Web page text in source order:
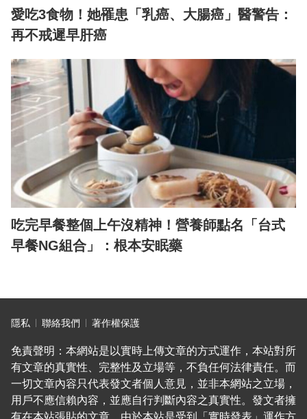
愛吃3食物！她罹患「乳癌、大腸癌」醫警告：
再不戒遲早肝癌
吃完早餐整個上午沒精神！營養師點名「台式
早餐NG組合」：根本安眠藥
隱私 聯絡我們 著作權保護
免責聲明：本網站是以實時上傳文章的方式運作，本站對所
有文章的真實性、完整性及立場等，不負任何法律責任。而
一切文章內容只代表發文者個人意見，並非本網站之立場，
用戶不應信賴內容，並應自行判斷內容之真實性。發文者擁
有在本站張貼的文章。由於本站是受到「實時發表」運作方